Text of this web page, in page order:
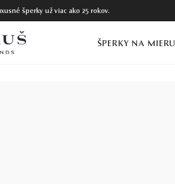
šperky už viac ako 25 rokov.
ŠPERKY NA MIERU